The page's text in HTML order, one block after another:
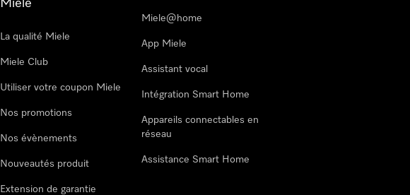
Miele
La qualité Miele
Miele Club
Utiliser votre coupon Miele
Nos promotions
Nos évènements
Nouveautés produit
Extension de garantie
Miele@home
App Miele
Assistant vocal
Intégration Smart Home
Appareils connectables en
réseau
Assistance Smart Home